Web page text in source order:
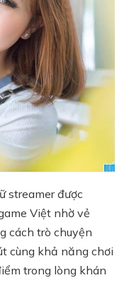
streamer được
Việt nhờ vẻ
cách trò chuyện
cùng khả năng chơi
trong lòng khán